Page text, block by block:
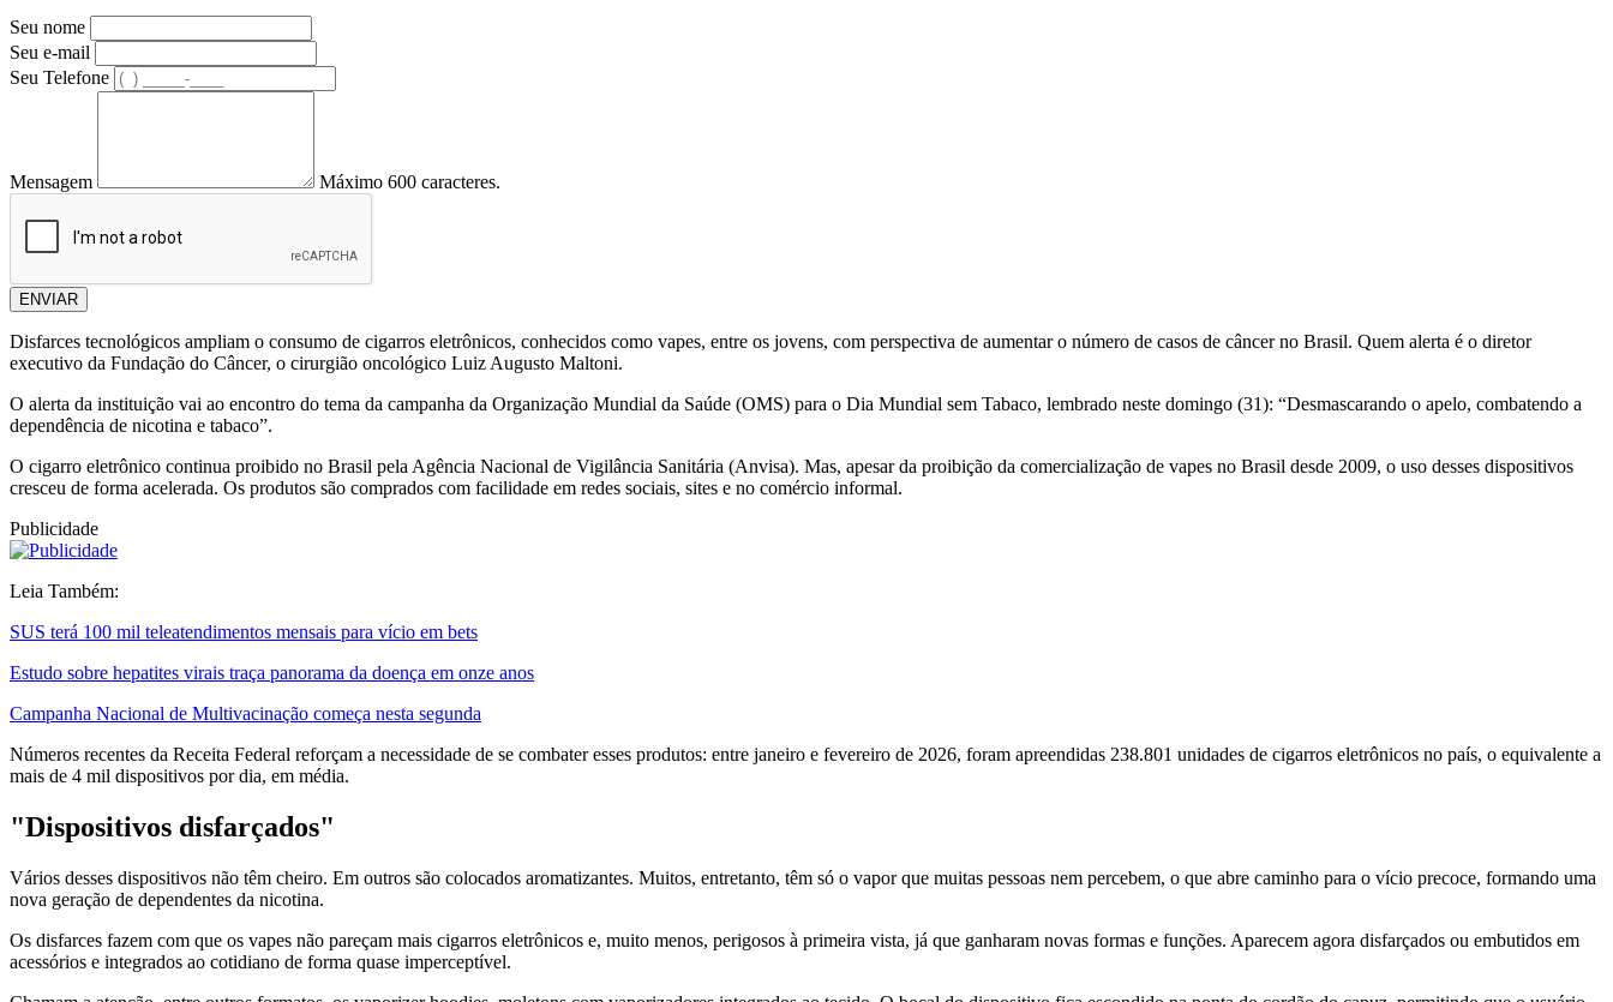
Seu nome
Seu e-mail
Seu Telefone
Mensagem Máximo 600 caracteres.
ENVIAR
Disfarces tecnológicos ampliam o consumo de cigarros eletrônicos, conhecidos como vapes, entre os jovens, com perspectiva de aumentar o número de casos de câncer no Brasil. Quem alerta é o diretor
executivo da Fundação do Câncer, o cirurgião oncológico Luiz Augusto Maltoni.
O alerta da instituição vai ao encontro do tema da campanha da Organização Mundial da Saúde (OMS) para o Dia Mundial sem Tabaco, lembrado neste domingo (31): “Desmascarando o apelo, combatendo a
dependência de nicotina e tabaco”.
O cigarro eletrônico continua proibido no Brasil pela Agência Nacional de Vigilância Sanitária (Anvisa). Mas, apesar da proibição da comercialização de vapes no Brasil desde 2009, o uso desses dispositivos
cresceu de forma acelerada. Os produtos são comprados com facilidade em redes sociais, sites e no comércio informal.
Publicidade
Leia Também:
SUS terá 100 mil teleatendimentos mensais para vício em bets
Estudo sobre hepatites virais traça panorama da doença em onze anos
Campanha Nacional de Multivacinação começa nesta segunda
Números recentes da Receita Federal reforçam a necessidade de se combater esses produtos: entre janeiro e fevereiro de 2026, foram apreendidas 238.801 unidades de cigarros eletrônicos no país, o equivalente a
mais de 4 mil dispositivos por dia, em média.
"Dispositivos disfarçados"
Vários desses dispositivos não têm cheiro. Em outros são colocados aromatizantes. Muitos, entretanto, têm só o vapor que muitas pessoas nem percebem, o que abre caminho para o vício precoce, formando uma
nova geração de dependentes da nicotina.
Os disfarces fazem com que os vapes não pareçam mais cigarros eletrônicos e, muito menos, perigosos à primeira vista, já que ganharam novas formas e funções. Aparecem agora disfarçados ou embutidos em
acessórios e integrados ao cotidiano de forma quase imperceptível.